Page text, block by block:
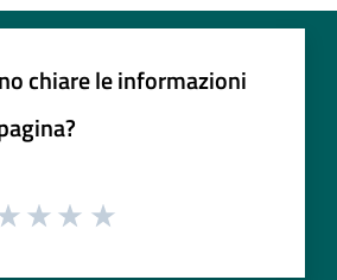
chiare le informazioni